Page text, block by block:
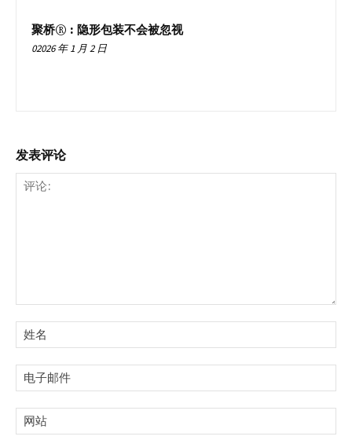
聚桥® : 隐形包装不会被忽视
02026 年 1 月 2 日
发表评论
论:
名
子
邮
站: